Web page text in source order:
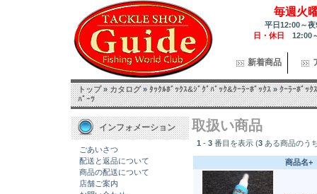
毎週火
平日12:00～
日・休日 12:00
新着商品
トップ»カタログ»ﾀｯｸﾙﾎﾞｯｸｽ&ｼﾞｸﾞﾊﾞｯｸ&ｸｰﾗｰﾎﾞｯｸｽ»ｸｰﾗｰﾎﾞｯｸ
ﾊﾟｰﾂ
インフォメーション
ごあいさつ
配送と返品について
商品の配送について
店舗ご案内
取扱い商品
1 - 3 番目を表示 (3 ある商品のう
商品名+